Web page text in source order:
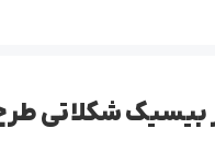
بیسیک شکلاتی